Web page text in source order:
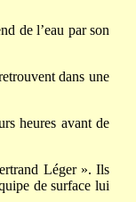
de l’eau par son
dans une
heures avant de
Léger ». Ils
de surface lui